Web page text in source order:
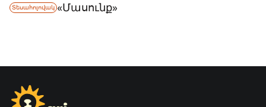
Տեսահոլովակ «Մասունք»